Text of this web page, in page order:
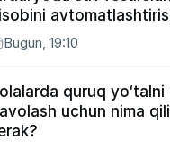
ishlab chiqishni
Bugun, 19:10
quruq
uchun nima